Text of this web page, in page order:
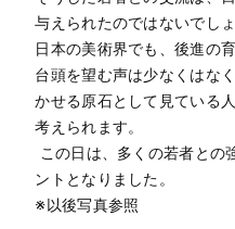
与えられたのではないでしょ
日本の美術界でも、後進の
台頭を望む声は少なくはな
かせる原石として見ている
考えられます。
この日は、多くの若者との
ントとなりました。
※以後写真参照